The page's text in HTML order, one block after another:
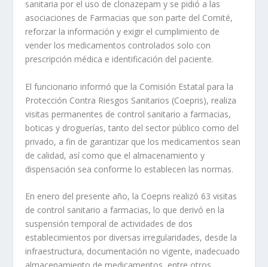
sanitaria por el uso de clonazepam y se pidió a las
asociaciones de Farmacias que son parte del Comité,
reforzar la información y exigir el cumplimiento de
vender los medicamentos controlados solo con
prescripción médica e identificación del paciente.
El funcionario informó que la Comisión Estatal para la
Protección Contra Riesgos Sanitarios (Coepris), realiza
visitas permanentes de control sanitario a farmacias,
boticas y droguerías, tanto del sector público como del
privado, a fin de garantizar que los medicamentos sean
de calidad, así como que el almacenamiento y
dispensación sea conforme lo establecen las normas.
En enero del presente año, la Coepris realizó 63 visitas
de control sanitario a farmacias, lo que derivó en la
suspensión temporal de actividades de dos
establecimientos por diversas irregularidades, desde la
infraestructura, documentación no vigente, inadecuado